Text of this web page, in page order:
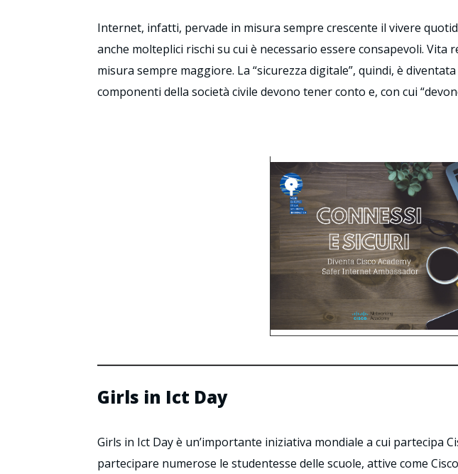
Internet, infatti, pervade in misura sempre crescente il vivere
anche molteplici rischi su cui è necessario essere consapevoli.
misura sempre maggiore. La “sicurezza digitale”, quindi, è
componenti della società civile devono tener conto e, con cui
Girls in Ict Day
Girls in Ict Day è un’importante iniziativa mondiale a cui partecipa
partecipare numerose le studentesse delle scuole, attive come Cisco